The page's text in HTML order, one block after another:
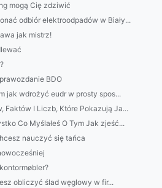
mogą Cię zdziwić
odbiór elektroodpadów w Biały...
jak mistrz!
BDO
jak wdrożyć eudr w prosty spos...
Faktów I Liczb, Które Pokazują Ja...
Co Myślałeś O Tym Jak zjeść...
nauczyć się tańca
obliczyć ślad węglowy w fir...